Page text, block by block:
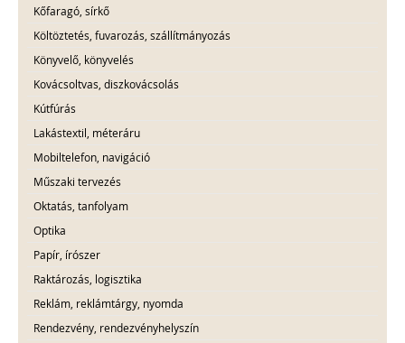
Kőfaragó, sírkő
Költöztetés, fuvarozás, szállítmányozás
Könyvelő, könyvelés
Kovácsoltvas, diszkovácsolás
Kútfúrás
Lakástextil, méteráru
Mobiltelefon, navigáció
Műszaki tervezés
Oktatás, tanfolyam
Optika
Papír, írószer
Raktározás, logisztika
Reklám, reklámtárgy, nyomda
Rendezvény, rendezvényhelyszín